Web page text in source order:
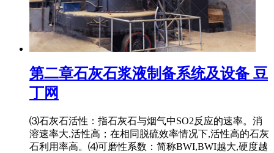
第二章石灰石浆液制备系统及设备 豆
丁网
⑶石灰石活性：指石灰石与烟气中SO2反应的速率。消
溶速率大,活性高；在相同脱硫效率情况下,活性高的石灰
石利用率高。⑷可磨性系数：简称BWI,BWI越大,硬度越